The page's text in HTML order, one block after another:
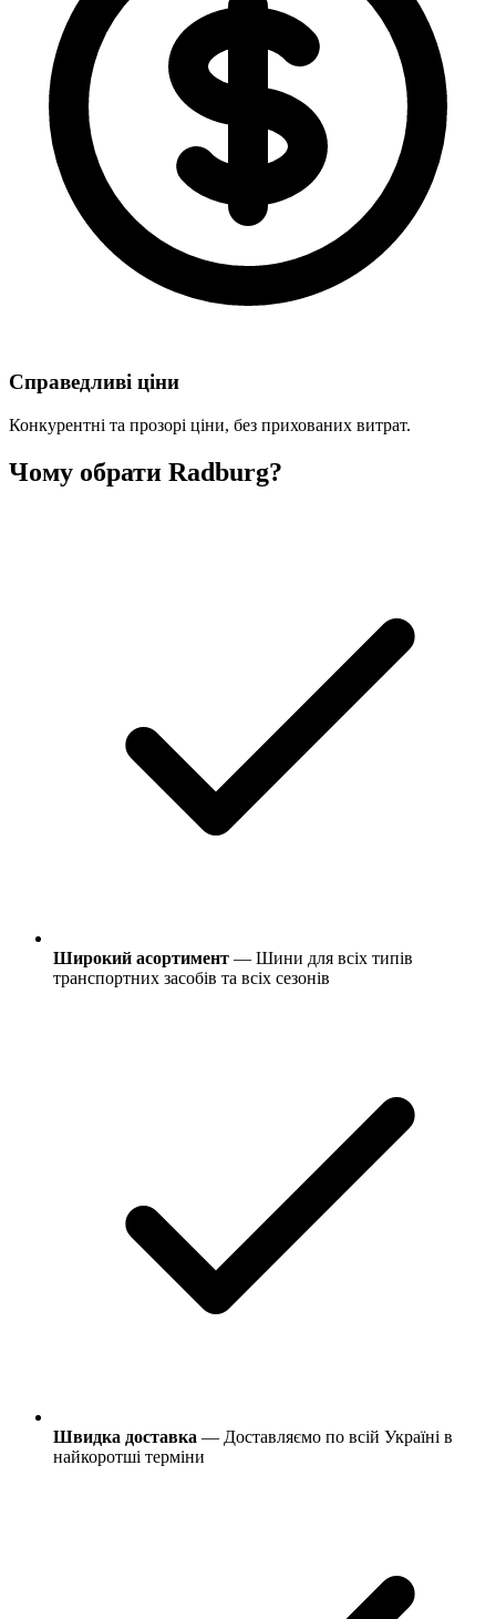
Справедливі ціни
Конкурентні та прозорі ціни, без прихованих витрат.
Чому обрати Radburg?
Широкий асортимент — Шини для всіх типів
транспортних засобів та всіх сезонів
Швидка доставка — Доставляємо по всій Україні в
найкоротші терміни